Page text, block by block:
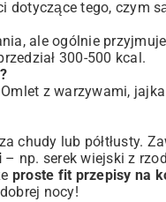
dotyczące tego, czym
ale ogólnie
300-500 kcal.
z warzywami,
chudy lub półtłusty.
– np. serek wiejski z
proste fit przepisy na
nocy!